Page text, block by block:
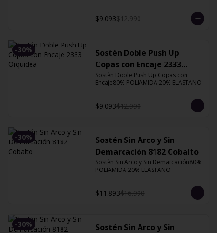
$9.093$12.990
-30%
Sostén Doble Push Up
Copas con Encaje 2333
Orquidea
Sostén Doble Push Up Copas con
Encaje80% POLIAMIDA 20% ELASTANO
$9.093$12.990
-30%
Sostén Sin Arco y Sin
Demarcación 8182 Cobalto
Sostén Sin Arco y Sin Demarcación80%
POLIAMIDA 20% ELASTANO
$11.893$16.990
-30%
Sostén Sin Arco y Sin